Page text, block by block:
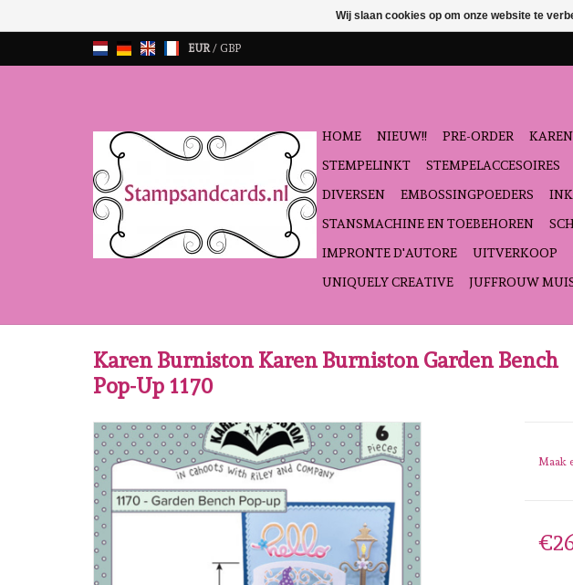
EUR/ GBP
HOME NIEUW!! PRE-ORDER
STEMPELINKT
STEMPELACCESOIRES
DIVERSEN
EMBOSSINGPOEDERS
STANSMACHINE EN TOEBEHOREN
IMPRONTE D'AUTORE
UITVERKOOP
UNIQUELY CREATIVE
JUFFROUW
Karen Burniston Karen Burniston Garden Bench
Pop-Up 1170
Maak
Wij slaan cookies op om onze website te